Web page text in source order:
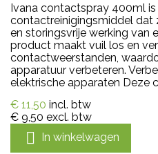
Ivana contactspray 400ml
contactreinigingsmiddel dat
en storingsvrije werking van
product maakt vuil los en
contactweerstanden,
apparatuur verbeteren.
elektrische apparaten Deze
€ 11,50 incl. btw
€ 9,50 excl. btw
 In winkelwagen